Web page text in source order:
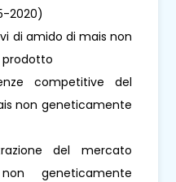
2020)
di amido di mais non
prodotto
competitive del
non geneticamente
del mercato
geneticamente